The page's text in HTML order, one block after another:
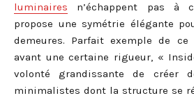
luminaires n’échappent pas à
propose une symétrie élégante
demeures. Parfait exemple de
avant une certaine rigueur, «
volonté grandissante de créer
minimalistes dont la structure se